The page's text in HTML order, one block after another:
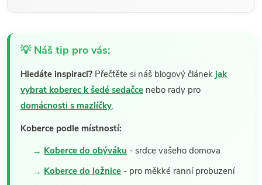
💡 Náš tip pro vás:
Hledáte inspiraci? Přečtěte si náš blogový článek jak
vybrat koberec k šedé sedačce nebo rady pro
domácnosti s mazlíčky.
Koberce podle místností:
Koberce do obýváku - srdce vašeho domova
Koberce do ložnice - pro měkké ranní probuzení